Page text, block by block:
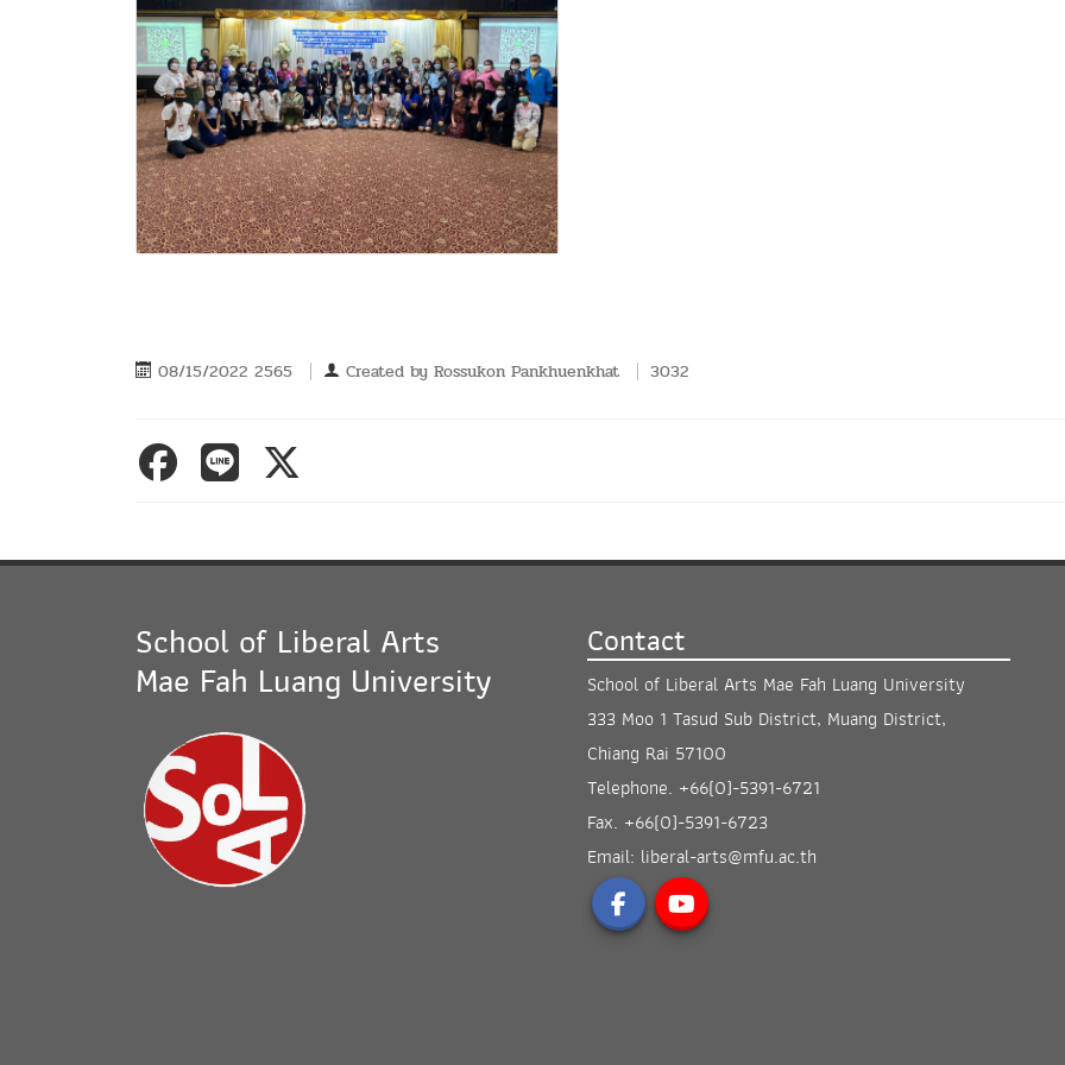
08/15/2022 2565 Created by Rossukon Pankhuenkhat 3032
School of Liberal Arts
Mae Fah Luang University
Contact
School of Liberal Arts Mae Fah Luang University
333 Moo 1 Tasud Sub District, Muang District,
Chiang Rai 57100
Telephone. +66(0)-5391-6721
Fax. +66(0)-5391-6723
Email: liberal-arts@mfu.ac.th